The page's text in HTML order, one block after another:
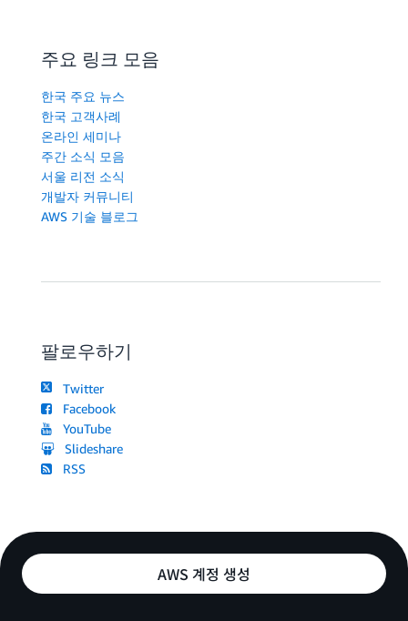
주요 링크 모음
한국 주요 뉴스
한국 고객사례
온라인 세미나
주간 소식 모음
서울 리전 소식
개발자 커뮤니티
AWS 기술 블로그
팔로우하기
Twitter
Facebook
YouTube
Slideshare
RSS
AWS 계정 생성